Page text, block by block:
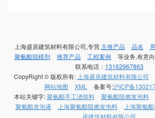
上海盛居建筑材料有限公司,专营 主推产品 品名
聚氨酯脱模剂
推荐产品 工程案例
等业务,有意
联系电话： 13162967863
CopyRight © 版权所有: 上海盛居建筑材料有限公司
网站地图
XML 备案号:沪ICP备
本站关键字:聚氨酯手工浇筑料 聚氨酯阻燃发泡料
聚氨酯发泡液
上海聚氨酯阻燃发泡料 上海聚氨
居建筑材料有限公司